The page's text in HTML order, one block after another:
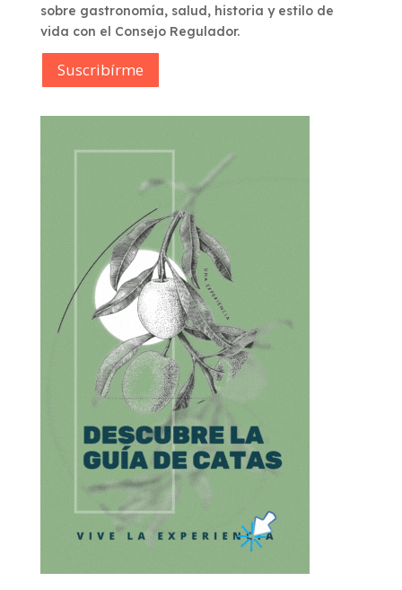
sobre gastronomía, salud, historia y estilo de
vida con el Consejo Regulador.
Suscribírme